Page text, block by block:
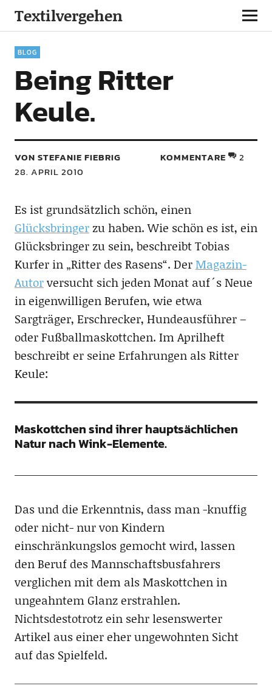
Textilvergehen
BLOG
Being Ritter
Keule.
VON STEFANIE FIEBRIG
28. APRIL 2010
KOMMENTARE 2
Es ist grundsätzlich schön, einen
Glücksbringerzu haben. Wie schön es ist, ein
Glücksbringer zu sein, beschreibt Tobias
Kurfer in „Ritter des Rasens“. DerMagazin-
Autorversucht sich jeden Monat auf´s Neue
in eigenwilligen Berufen, wie etwa
Sargträger, Erschrecker, Hundeausführer –
oder Fußballmaskottchen. Im Aprilheft
beschreibt er seine Erfahrungen als Ritter
Keule:
Maskottchen sind ihrer hauptsächlichen
Natur nach Wink-Elemente.
Das und die Erkenntnis, dass man -knuffig
oder nicht- nur von Kindern
einschränkungslos gemocht wird, lassen
den Beruf des Mannschaftsbusfahrers
verglichen mit dem als Maskottchen in
ungeahntem Glanz erstrahlen.
Nichtsdestotrotz ein sehr lesenswerter
Artikel aus einer eher ungewohnten Sicht
auf das Spielfeld.